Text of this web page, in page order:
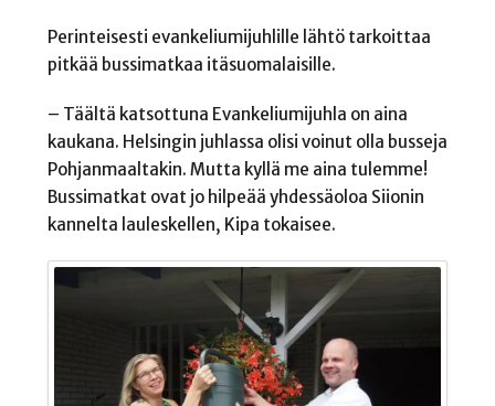
Perinteisesti evankeliumijuhlille lähtö tarkoittaa
pitkää bussimatkaa itäsuomalaisille.
– Täältä katsottuna Evankeliumijuhla on aina
kaukana. Helsingin juhlassa olisi voinut olla busseja
Pohjanmaaltakin. Mutta kyllä me aina tulemme!
Bussimatkat ovat jo hilpeää yhdessäoloa Siionin
kannelta lauleskellen, Kipa tokaisee.